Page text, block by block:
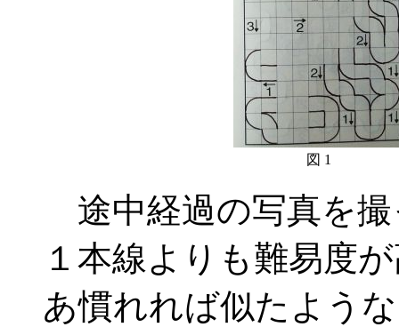
図 1
途中経過の写真を
１本線よりも難易度
あ慣れれば似たよう